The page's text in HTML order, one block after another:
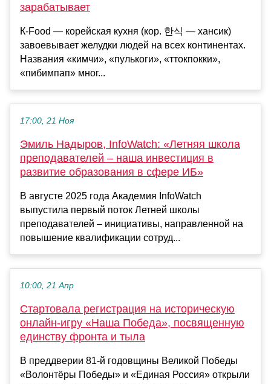
зарабатывает
К-Food — корейская кухня (кор. 한식 — хансик)
завоевывает желудки людей на всех континентах.
Названия «кимчи», «пулькоги», «ттокпокки»,
«пибимпап» мног...
17:00, 21 Ноя
Эмиль Надыров, InfoWatch: «Летняя школа
преподавателей – наша инвестиция в
развитие образования в сфере ИБ»
В августе 2025 года Академия InfoWatch
выпустила первый поток Летней школы
преподавателей – инициативы, направленной на
повышение квалификации сотруд...
10:00, 21 Апр
Стартовала регистрация на историческую
онлайн-игру «Наша Победа», посвященную
единству фронта и тыла
В преддверии 81-й годовщины Великой Победы
«Волонтёры Победы» и «Единая Россия» открыли